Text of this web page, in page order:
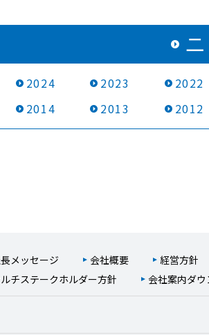
2024 2023 2022
2014 2013 2012
メッセージ 会社概要 経営方針
チステークホルダー方針
会社案内ダ